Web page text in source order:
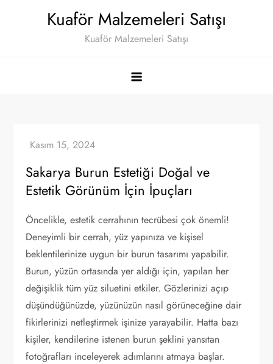
Kuaför Malzemeleri Satışı
Kuaför Malzemeleri Satışı
Sakarya Burun Estetiği Doğal ve
Estetik Görünüm İçin İpuçları
Öncelikle, estetik cerrahının tecrübesi çok önemli!
Deneyimli bir cerrah, yüz yapınıza ve kişisel
beklentilerinize uygun bir burun tasarımı yapabilir.
Burun, yüzün ortasında yer aldığı için, yapılan her
değişiklik tüm yüz siluetini etkiler. Gözlerinizi açıp
düşündüğünüzde, yüzünüzün nasıl görüneceğine dair
fikirlerinizi netleştirmek işinize yarayabilir. Hatta bazı
kişiler, kendilerine istenen burun şeklini yansıtan
fotoğrafları inceleyerek adımlarını atmaya başlar.